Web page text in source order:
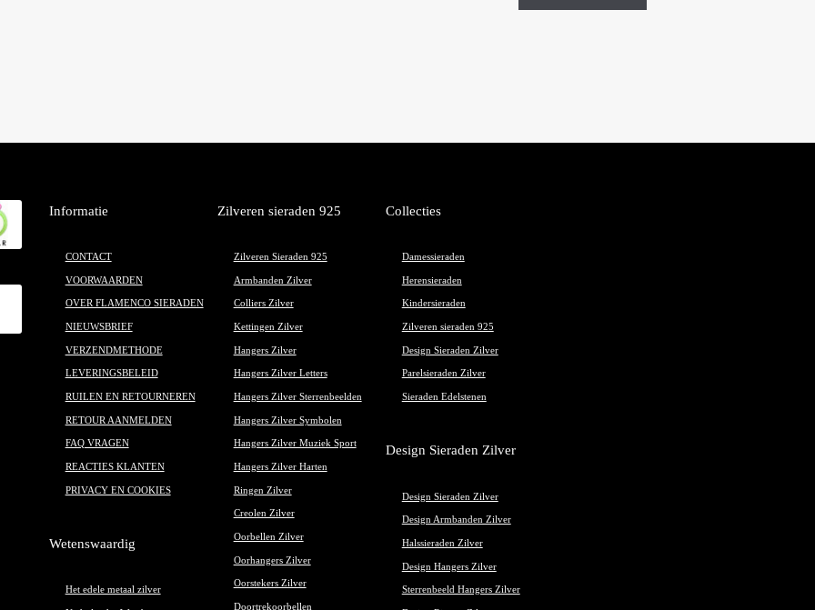
€99.00
gekozen
Informatie
CONTACT
VOORWAARDEN
OVER FLAMENCO SIERADEN
NIEUWSBRIEF
VERZENDMETHODE
LEVERINGSBELEID
RUILEN EN RETOURNEREN
RETOUR AANMELDEN
FAQ VRAGEN
REACTIES KLANTEN
PRIVACY EN COOKIES
Wetenswaardig
Het edele metaal zilver
Zilveren sieraden 925
Zilveren Sieraden 925
Armbanden Zilver
Colliers Zilver
Kettingen Zilver
Hangers Zilver
Hangers Zilver Letters
Hangers Zilver Sterrenbeelden
Hangers Zilver Symbolen
Hangers Zilver Muziek Sport
Hangers Zilver Harten
Ringen Zilver
Creolen Zilver
Oorbellen Zilver
Oorhangers Zilver
Oorstekers Zilver
Doortrekoorbellen
Collecties
Damessieraden
Herensieraden
Kindersieraden
Zilveren sieraden 925
Design Sieraden Zilver
Parelsieraden Zilver
Sieraden Edelstenen
Design Sieraden Zilver
Design Sieraden Zilver
Design Armbanden Zilver
Halssieraden Zilver
Design Hangers Zilver
Sterrenbeeld Hangers Zilver